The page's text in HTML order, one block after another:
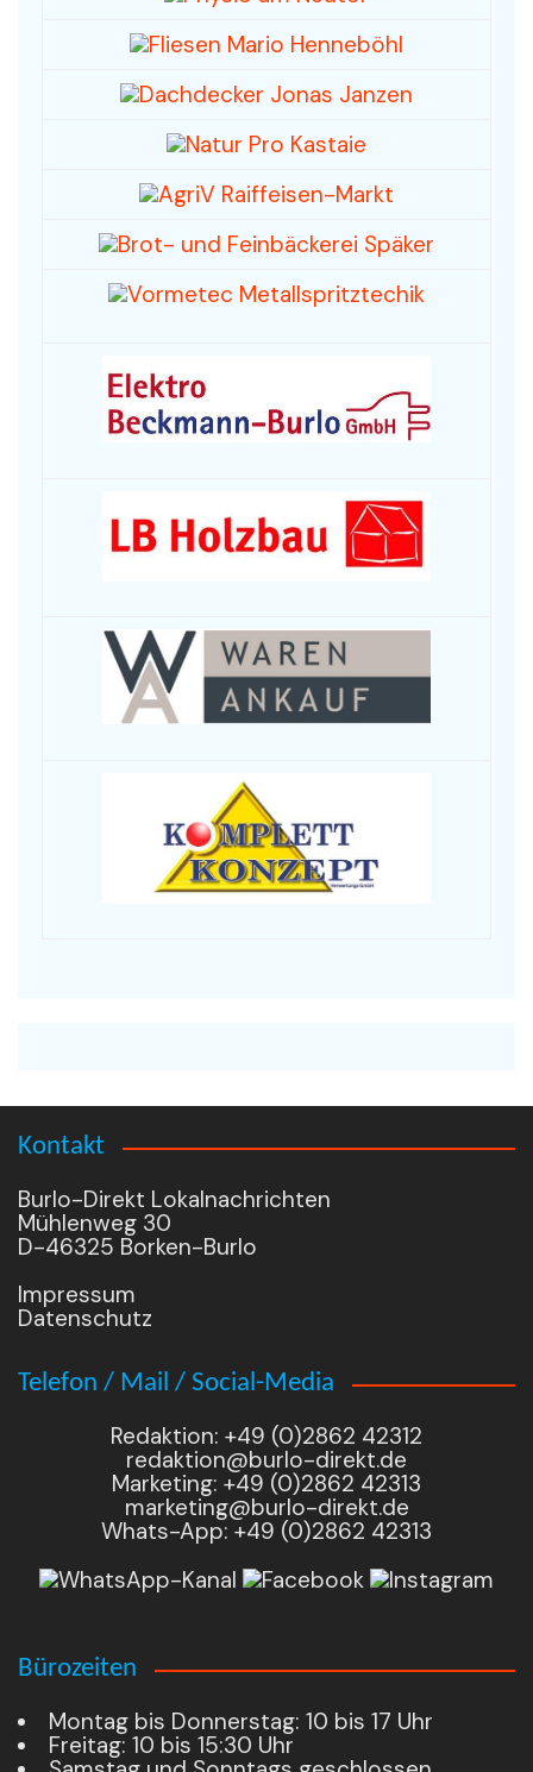
Kontakt
Burlo-Direkt Lokalnachrichten
Mühlenweg 30
D-46325 Borken-Burlo
Impressum
Datenschutz
Telefon / Mail / Social-Media
Redaktion: +49 (0)2862 42312
redaktion@burlo-direkt.de
Marketing: +49 (0)2862 42313
marketing@burlo-direkt.de
Whats-App: +49 (0)2862 42313
Bürozeiten
Montag bis Donnerstag: 10 bis 17 Uhr
Freitag: 10 bis 15:30 Uhr